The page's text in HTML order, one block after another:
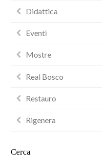
Didattica
Eventi
Mostre
Real Bosco
Restauro
Rigenera
Cerca